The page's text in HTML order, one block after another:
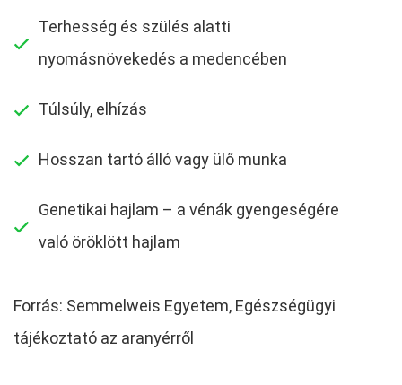
Terhesség és szülés alatti
nyomásnövekedés a medencében
Túlsúly, elhízás
Hosszan tartó álló vagy ülő munka
Genetikai hajlam – a vénák gyengeségére
való öröklött hajlam
Forrás: Semmelweis Egyetem, Egészségügyi
tájékoztató az aranyérről